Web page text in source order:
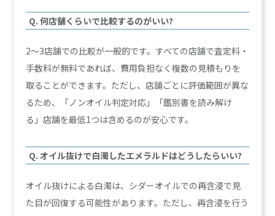
Q. 何店舗くらいで比較するのがいい?
2〜3店舗での比較が一般的です。すべての店舗で査定料・
手数料が無料であれば、費用負担なく複数の見積もりを
取ることができます。ただし、店舗ごとに評価範囲が異な
るため、「ノンオイル判定対応」「鑑別書を読み解け
る」店舗を最低1つは含めるのが安心です。
Q. オイル抜けで白濁したエメラルドはどうしたらいい?
オイル抜けによる白濁は、シダーオイルでの再含浸で見
た目が回復する可能性があります。ただし、再含浸を行う